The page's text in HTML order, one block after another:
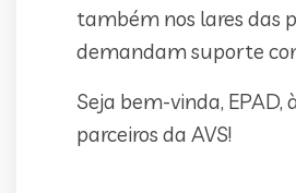
também nos lares das
demandam suporte
Seja bem-vinda, EPAD,
parceiros da AVS!